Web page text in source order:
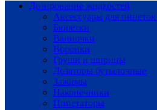
Дозирование жидкостей
Аксессуары для
Бюретки
Ванночки
Воронки
Груши и шприцы
Дозаторы бутылочные
Зажимы
Наконечники
Пипетаторы